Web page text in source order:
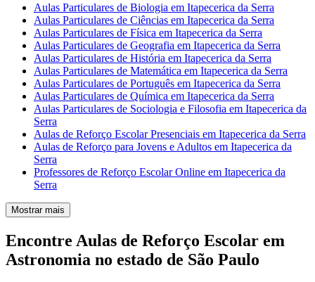
Aulas Particulares de Biologia em Itapecerica da Serra
Aulas Particulares de Ciências em Itapecerica da Serra
Aulas Particulares de Física em Itapecerica da Serra
Aulas Particulares de Geografia em Itapecerica da Serra
Aulas Particulares de História em Itapecerica da Serra
Aulas Particulares de Matemática em Itapecerica da Serra
Aulas Particulares de Português em Itapecerica da Serra
Aulas Particulares de Química em Itapecerica da Serra
Aulas Particulares de Sociologia e Filosofia em Itapecerica da
Serra
Aulas de Reforço Escolar Presenciais em Itapecerica da Serra
Aulas de Reforço para Jovens e Adultos em Itapecerica da
Serra
Professores de Reforço Escolar Online em Itapecerica da
Serra
Mostrar mais
Encontre Aulas de Reforço Escolar em
Astronomia no estado de São Paulo